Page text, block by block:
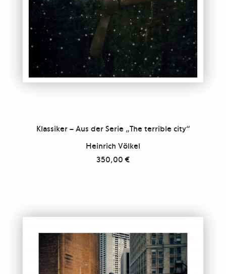
Klassiker – Aus der Serie „The terrible city“
Heinrich Völkel
350,00€